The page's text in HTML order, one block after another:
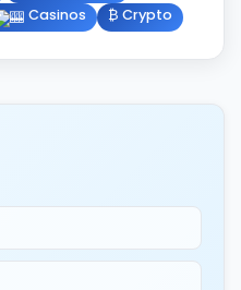
Casinos ₿ Crypto